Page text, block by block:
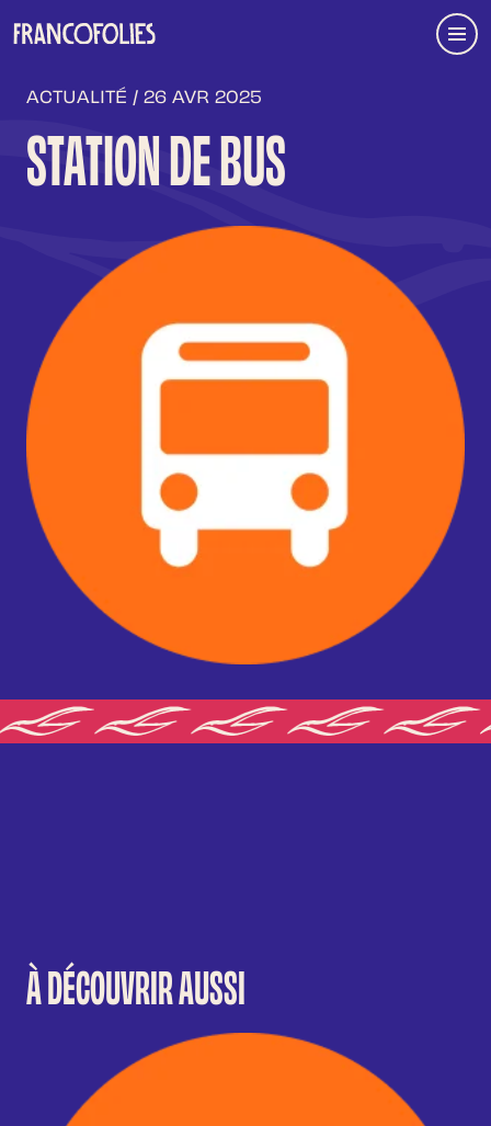
Menu
ACTUALITÉ / 26 AVR 2025
STATION DE BUS
À DÉCOUVRIR AUSSI